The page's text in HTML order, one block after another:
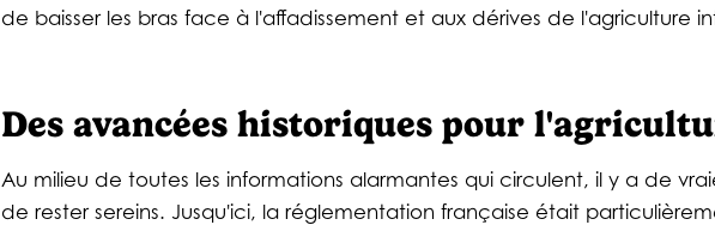
de baisser les bras face à l'affadissement et aux dérives de l'agriculture
Des avancées historiques pour
Au milieu de toutes les informations alarmantes qui circulent, il y a de
de rester sereins. Jusqu'ici, la réglementation française était